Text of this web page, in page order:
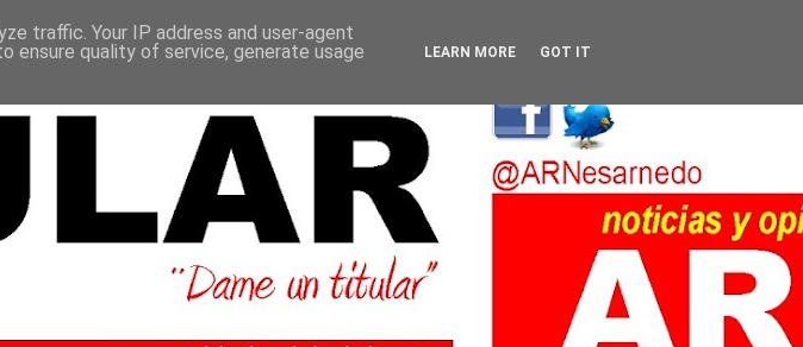
traffic. Your IP address and user-agent
ensure quality of service, generate usage
LEARN MORE GOT IT